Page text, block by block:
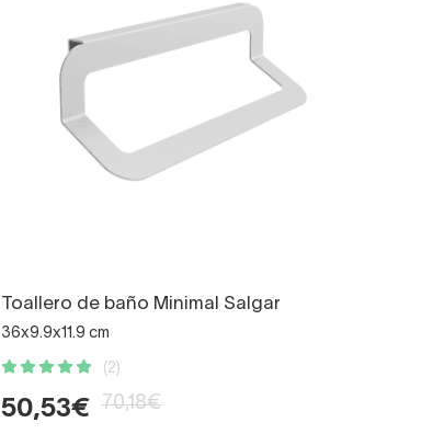
Toallero de baño Minimal Salgar
36x9.9x11.9 cm
(2)
50,53€ 70,18€